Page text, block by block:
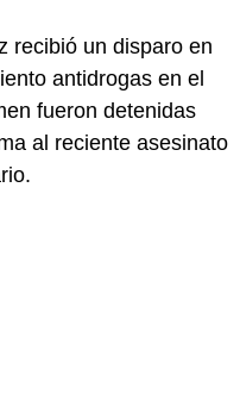
recibió un disparo en
antidrogas en el
fueron detenidas
al reciente asesinato